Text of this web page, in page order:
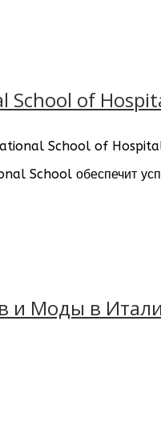
School of
School of
School обеспечит
выпускники Vesuvio
и Моды в
программы
начать их карьеру,